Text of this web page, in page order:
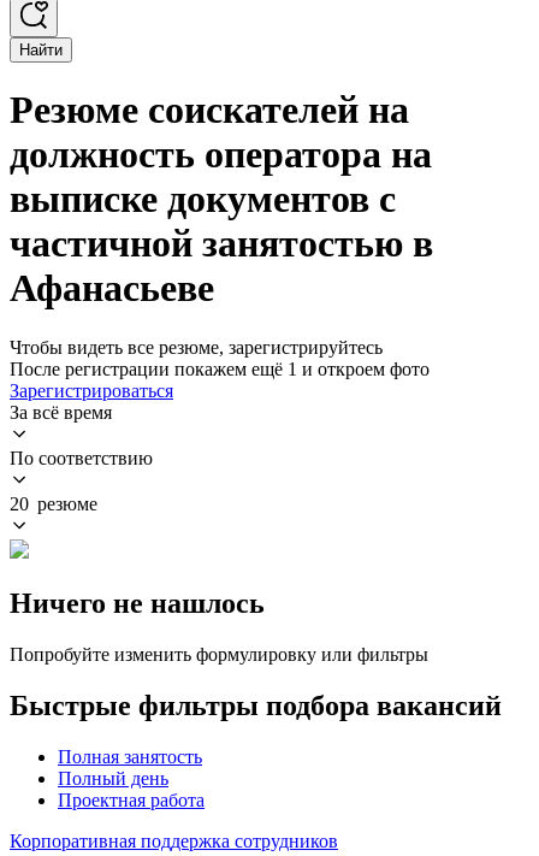
Найти
Резюме соискателей на
должность оператора на
выписке документов с
частичной занятостью в
Афанасьеве
Чтобы видеть все резюме, зарегистрируйтесь
После регистрации покажем ещё 1 и откроем фото
Зарегистрироваться
За всё время
По соответствию
20 резюме
Ничего не нашлось
Попробуйте изменить формулировку или фильтры
Быстрые фильтры подбора вакансий
Полная занятость
Полный день
Проектная работа
Корпоративная поддержка сотрудников